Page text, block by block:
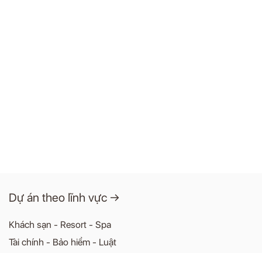
Dự án theo lĩnh vực →
Khách sạn - Resort - Spa
Tài chính - Bảo hiểm - Luật